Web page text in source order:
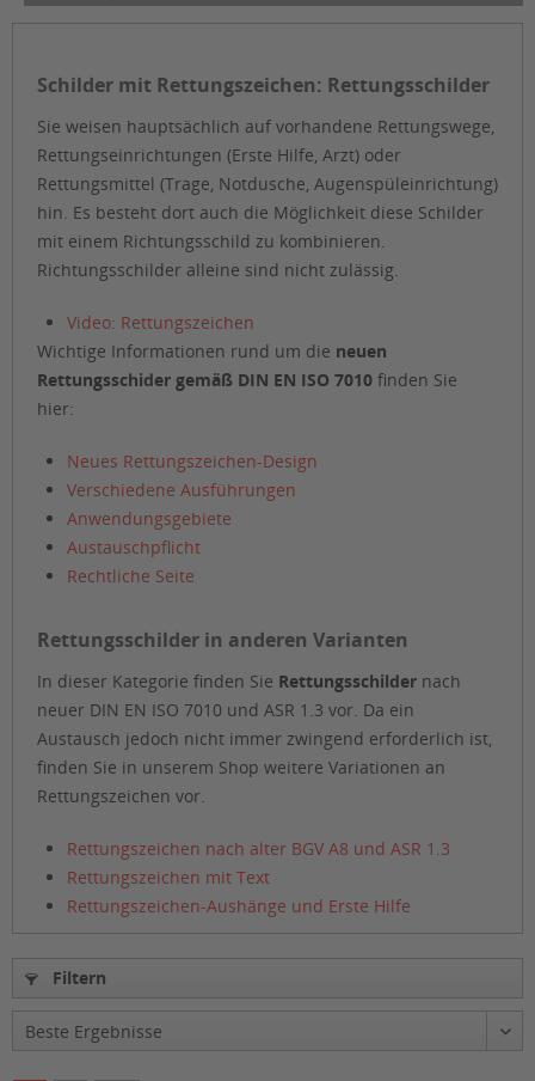
Schilder mit Rettungszeichen: Rettungsschilder
Sie weisen hauptsächlich auf vorhandene Rettungswege,
Rettungseinrichtungen (Erste Hilfe, Arzt) oder
Rettungsmittel (Trage, Notdusche, Augenspüleinrichtung)
hin. Es besteht dort auch die Möglichkeit diese Schilder
mit einem Richtungsschild zu kombinieren.
Richtungsschilder alleine sind nicht zulässig.
Video: Rettungszeichen
Wichtige Informationen rund um die neuen
Rettungsschider gemäß DIN EN ISO 7010 finden Sie
hier:
Neues Rettungszeichen-Design
Verschiedene Ausführungen
Anwendungsgebiete
Austauschpflicht
Rechtliche Seite
Rettungsschilder in anderen Varianten
In dieser Kategorie finden Sie Rettungsschilder nach
neuer DIN EN ISO 7010 und ASR 1.3 vor. Da ein
Austausch jedoch nicht immer zwingend erforderlich ist,
finden Sie in unserem Shop weitere Variationen an
Rettungszeichen vor.
Rettungszeichen nach alter BGV A8 und ASR 1.3
Rettungszeichen mit Text
Rettungszeichen-Aushänge und Erste Hilfe
Filtern